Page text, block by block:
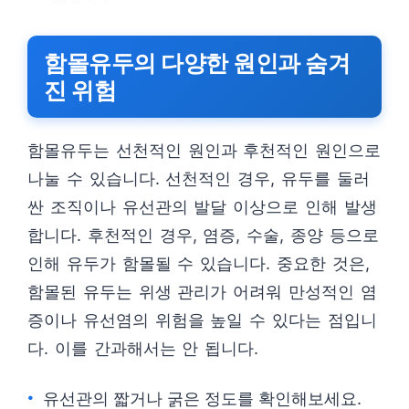
함몰유두의 다양한 원인과 숨겨
진 위험
함몰유두는 선천적인 원인과 후천적인 원인으로
나눌 수 있습니다. 선천적인 경우, 유두를 둘러
싼 조직이나 유선관의 발달 이상으로 인해 발생
합니다. 후천적인 경우, 염증, 수술, 종양 등으로
인해 유두가 함몰될 수 있습니다. 중요한 것은,
함몰된 유두는 위생 관리가 어려워 만성적인 염
증이나 유선염의 위험을 높일 수 있다는 점입니
다. 이를 간과해서는 안 됩니다.
유선관의 짧거나 굵은 정도를 확인해보세요.